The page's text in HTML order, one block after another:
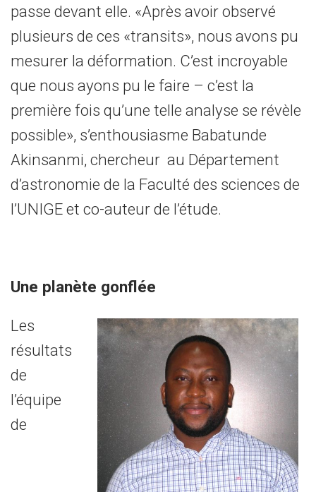
passe devant elle. «Après avoir observé
plusieurs de ces «transits», nous avons pu
mesurer la déformation. C’est incroyable
que nous ayons pu le faire – c’est la
première fois qu’une telle analyse se révèle
possible», s’enthousiasme Babatunde
Akinsanmi, chercheur au Département
d’astronomie de la Faculté des sciences de
l’UNIGE et co-auteur de l’étude.
Une planète gonflée
Les
résultats
de
l’équipe
de